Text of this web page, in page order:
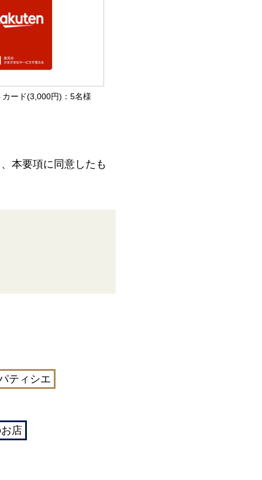
ード(3,000円)：5名様
本要項に同意したも
ティシエ
店